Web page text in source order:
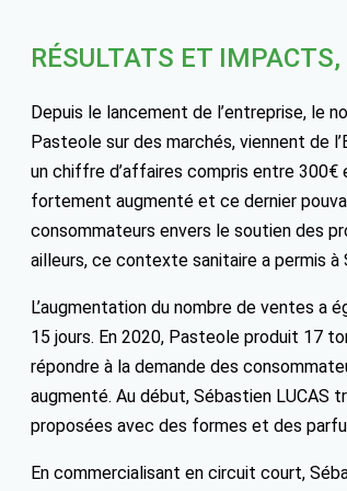
RÉSULTATS ET
Depuis le lancement de l’entreprise, le
Pasteole sur des marchés, viennent de
un chiffre d’affaires compris entre
fortement augmenté et ce dernier
consommateurs envers le soutien des
ailleurs, ce contexte sanitaire a permis
L’augmentation du nombre de ventes a
15 jours. En 2020, Pasteole produit 17
répondre à la demande des
augmenté. Au début, Sébastien LUCAS
proposées avec des formes et des
En commercialisant en circuit court,